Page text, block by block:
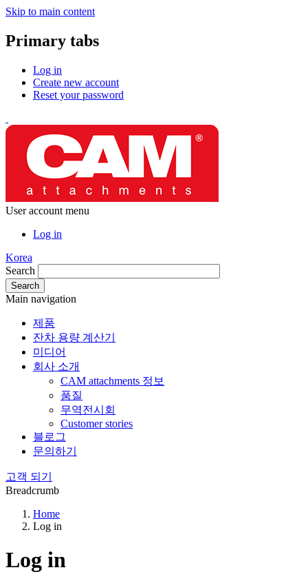
Skip to main content
Primary tabs
Log in
Create new account
Reset your password
User account menu
Log in
Korea
Search
Main navigation
제품
잔차 용량 계산기
미디어
회사 소개
CAM attachments 정보
품질
무역전시회
Customer stories
블로그
문의하기
고객 되기
Breadcrumb
Home
Log in
Log in